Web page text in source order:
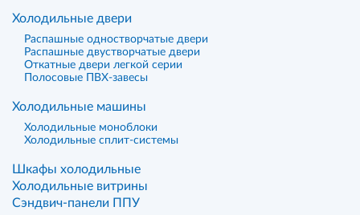
Холодильные двери
Распашные одностворчатые двери
Распашные двустворчатые двери
Откатные двери легкой серии
Полосовые ПВХ-завесы
Холодильные машины
Холодильные моноблоки
Холодильные сплит-системы
Шкафы холодильные
Холодильные витрины
Сэндвич-панели ППУ